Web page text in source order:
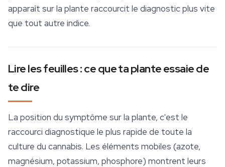
apparaît sur la plante raccourcit le diagnostic plus vite
que tout autre indice.
Lire les feuilles : ce que ta plante essaie de
te dire
La position du symptôme sur la plante, c'est le
raccourci diagnostique le plus rapide de toute la
culture du cannabis. Les éléments mobiles (azote,
magnésium, potassium, phosphore) montrent leurs